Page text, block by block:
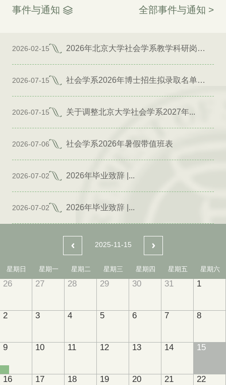
事件与通知 全部事件与通知 >
2026-02-15 2026年北京大学社会学系教学科研岗位招聘启事
2026-07-15 社会学系2026年博士招生拟录取名单公示（专项）
2026-07-15 关于调整北京大学社会学系2027年...
2026-07-06 社会学系2026年暑假带值班表
2026-07-02 2026年毕业致辞 |...
2026-07-02 2026年毕业致辞 |...
2025-11-15
星期日 星期一 星期二 星期三 星期四 星期五 星期六
26 27 28 29 30 31 1
2 3 4 5 6 7 8
9 10 11 12 13 14 15
16 17 18 19 20 21 22